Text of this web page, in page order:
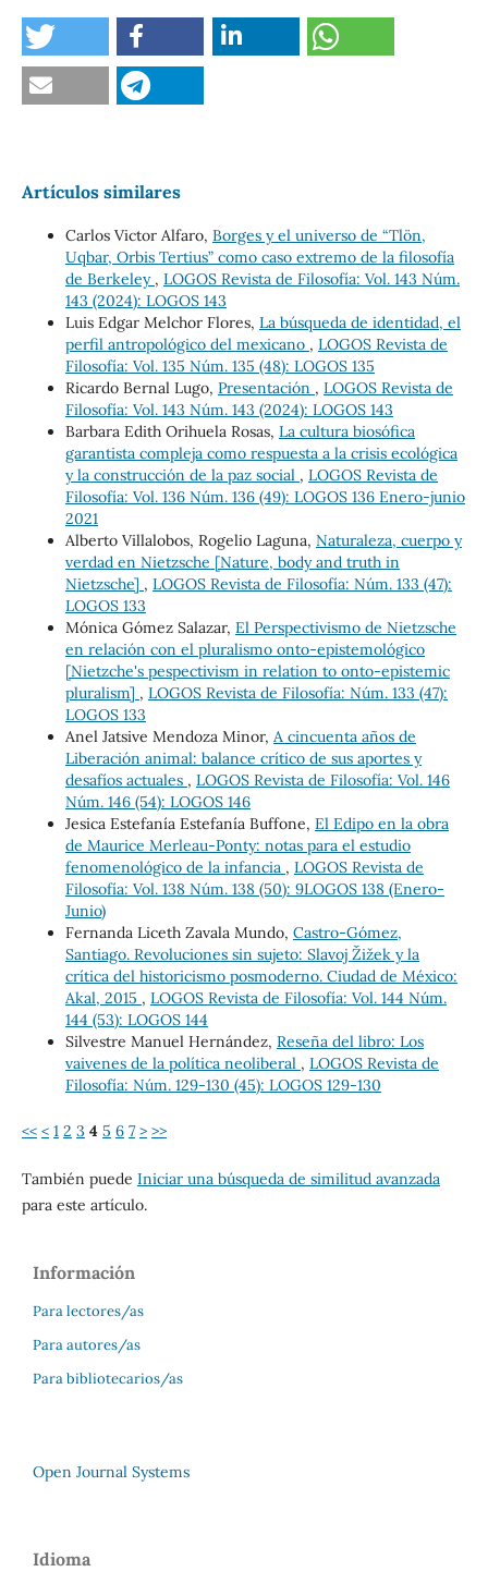
Artículos similares
Carlos Victor Alfaro, Borges y el universo de “Tlön,
Uqbar, Orbis Tertius” como caso extremo de la filosofía
de Berkeley , LOGOS Revista de Filosofía: Vol. 143 Núm.
143 (2024): LOGOS 143
Luis Edgar Melchor Flores, La búsqueda de identidad, el
perfil antropológico del mexicano , LOGOS Revista de
Filosofía: Vol. 135 Núm. 135 (48): LOGOS 135
Ricardo Bernal Lugo, Presentación , LOGOS Revista de
Filosofía: Vol. 143 Núm. 143 (2024): LOGOS 143
Barbara Edith Orihuela Rosas, La cultura biosófica
garantista compleja como respuesta a la crisis ecológica
y la construcción de la paz social , LOGOS Revista de
Filosofía: Vol. 136 Núm. 136 (49): LOGOS 136 Enero-junio
2021
Alberto Villalobos, Rogelio Laguna, Naturaleza, cuerpo y
verdad en Nietzsche [Nature, body and truth in
Nietzsche] , LOGOS Revista de Filosofía: Núm. 133 (47):
LOGOS 133
Mónica Gómez Salazar, El Perspectivismo de Nietzsche
en relación con el pluralismo onto-epistemológico
[Nietzche's pespectivism in relation to onto-epistemic
pluralism] , LOGOS Revista de Filosofía: Núm. 133 (47):
LOGOS 133
Anel Jatsive Mendoza Minor, A cincuenta años de
Liberación animal: balance crítico de sus aportes y
desafíos actuales , LOGOS Revista de Filosofía: Vol. 146
Núm. 146 (54): LOGOS 146
Jesica Estefanía Estefanía Buffone, El Edipo en la obra
de Maurice Merleau-Ponty: notas para el estudio
fenomenológico de la infancia , LOGOS Revista de
Filosofía: Vol. 138 Núm. 138 (50): 9LOGOS 138 (Enero-
Junio)
Fernanda Liceth Zavala Mundo, Castro-Gómez,
Santiago. Revoluciones sin sujeto: Slavoj Žižek y la
crítica del historicismo posmoderno. Ciudad de México:
Akal, 2015 , LOGOS Revista de Filosofía: Vol. 144 Núm.
144 (53): LOGOS 144
Silvestre Manuel Hernández, Reseña del libro: Los
vaivenes de la política neoliberal , LOGOS Revista de
Filosofía: Núm. 129-130 (45): LOGOS 129-130
<< < 1 2 3 4 5 6 7 > >>
También puede Iniciar una búsqueda de similitud avanzada
para este artículo.
Información
Para lectores/as
Para autores/as
Para bibliotecarios/as
Open Journal Systems
Idioma